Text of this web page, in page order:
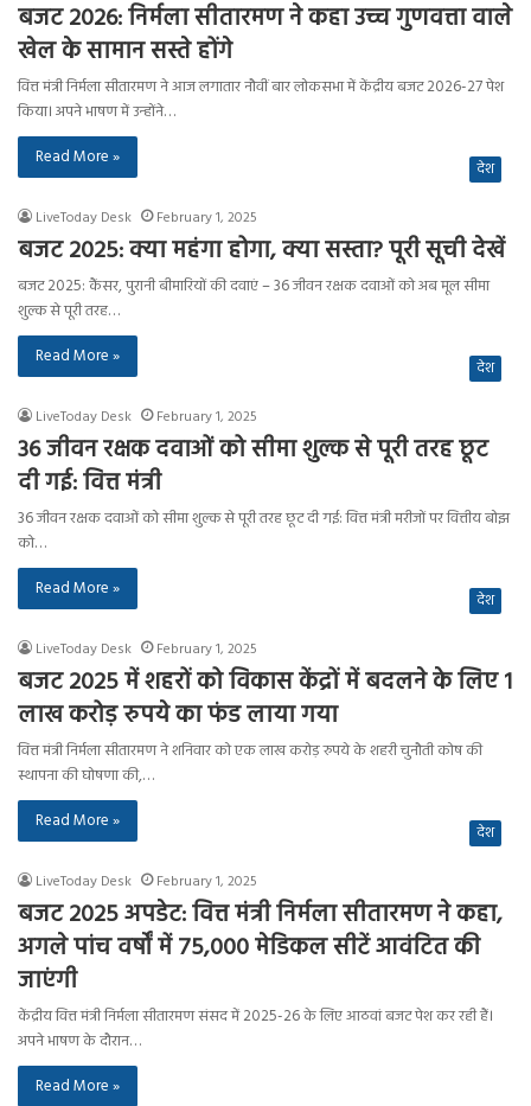
बजट 2026: निर्मला सीतारमण ने कहा उच्च गुणवत्ता वाले
खेल के सामान सस्ते होंगे
वित्त मंत्री निर्मला सीतारमण ने आज लगातार नौवीं बार लोकसभा में केंद्रीय बजट 2026-27 पेश
किया। अपने भाषण में उन्होंने…
Read More »
देश
LiveToday Desk February 1, 2025
बजट 2025: क्या महंगा होगा, क्या सस्ता? पूरी सूची देखें
बजट 2025: कैंसर, पुरानी बीमारियों की दवाएं – 36 जीवन रक्षक दवाओं को अब मूल सीमा
शुल्क से पूरी तरह…
Read More »
देश
LiveToday Desk February 1, 2025
36 जीवन रक्षक दवाओं को सीमा शुल्क से पूरी तरह छूट
दी गई: वित्त मंत्री
36 जीवन रक्षक दवाओं को सीमा शुल्क से पूरी तरह छूट दी गई: वित्त मंत्री मरीजों पर वित्तीय बोझ
को…
Read More »
देश
LiveToday Desk February 1, 2025
बजट 2025 में शहरों को विकास केंद्रों में बदलने के लिए 1
लाख करोड़ रुपये का फंड लाया गया
वित्त मंत्री निर्मला सीतारमण ने शनिवार को एक लाख करोड़ रुपये के शहरी चुनौती कोष की
स्थापना की घोषणा की,…
Read More »
देश
LiveToday Desk February 1, 2025
बजट 2025 अपडेट: वित्त मंत्री निर्मला सीतारमण ने कहा,
अगले पांच वर्षों में 75,000 मेडिकल सीटें आवंटित की
जाएंगी
केंद्रीय वित्त मंत्री निर्मला सीतारमण संसद में 2025-26 के लिए आठवां बजट पेश कर रही हैं।
अपने भाषण के दौरान…
Read More »